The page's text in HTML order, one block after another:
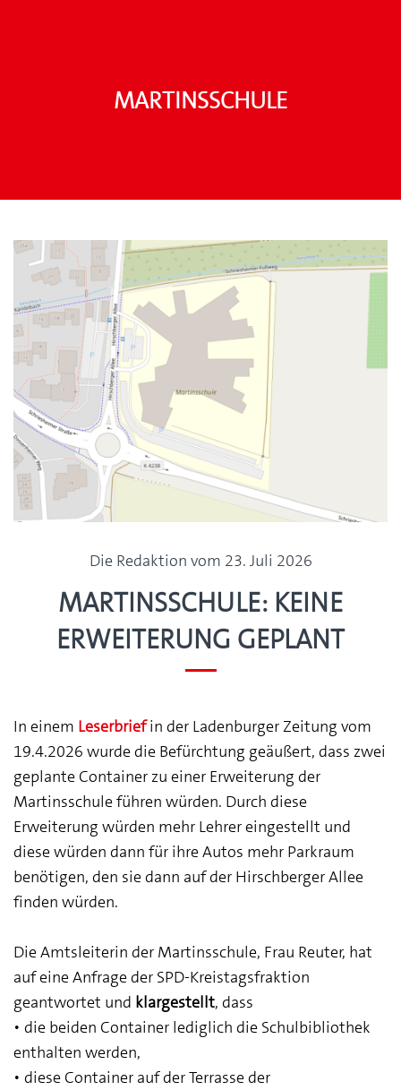
Martinsschule
Die Redaktion vom 23. Juli 2026
Martinsschule: Keine
Erweiterung geplant
In einem Leserbriefin der Ladenburger Zeitung vom
19.4.2026 wurde die Befürchtung geäußert, dass zwei
geplante Container zu einer Erweiterung der
Martinsschule führen würden. Durch diese
Erweiterung würden mehr Lehrer eingestellt und
diese würden dann für ihre Autos mehr Parkraum
benötigen, den sie dann auf der Hirschberger Allee
finden würden.
Die Amtsleiterin der Martinsschule, Frau Reuter, hat
auf eine Anfrage der SPD-Kreistagsfraktion
geantwortet und klargestellt, dass
• die beiden Container lediglich die Schulbibliothek
enthalten werden,
• diese Container auf der Terrasse der